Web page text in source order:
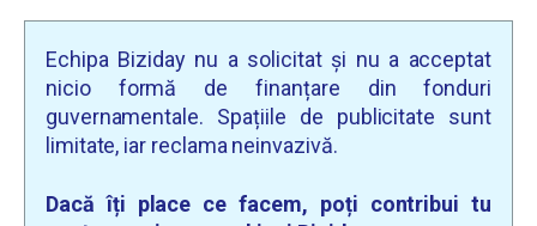
Echipa Biziday nu a solicitat și nu a acceptat
nicio formă de finanțare din fonduri
guvernamentale. Spațiile de publicitate sunt
limitate, iar reclama neinvazivă.
Dacă îți place ce facem, poți contribui tu